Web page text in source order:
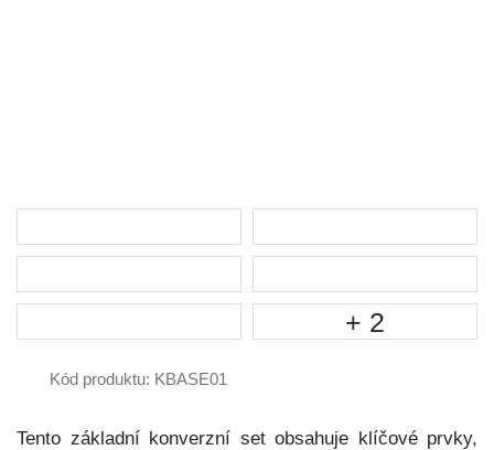
+ 2
Kód produktu: KBASE01
Tento základní konverzní set obsahuje klíčové prvky,